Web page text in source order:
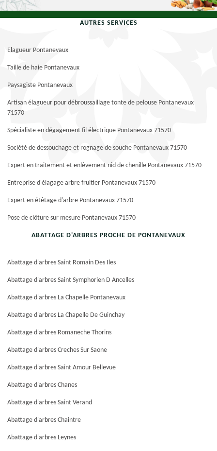
AUTRES SERVICES
Elagueur Pontanevaux
Taille de haie Pontanevaux
Paysagiste Pontanevaux
Artisan élagueur pour débroussaillage tonte de pelouse Pontanevaux
71570
Spécialiste en dégagement fil électrique Pontanevaux 71570
Société de dessouchage et rognage de souche Pontanevaux 71570
Expert en traitement et enlèvement nid de chenille Pontanevaux 71570
Entreprise d'élagage arbre fruitier Pontanevaux 71570
Expert en étêtage d'arbre Pontanevaux 71570
Pose de clôture sur mesure Pontanevaux 71570
ABATTAGE D'ARBRES PROCHE DE PONTANEVAUX
Abattage d'arbres Saint Romain Des Iles
Abattage d'arbres Saint Symphorien D Ancelles
Abattage d'arbres La Chapelle Pontanevaux
Abattage d'arbres La Chapelle De Guinchay
Abattage d'arbres Romaneche Thorins
Abattage d'arbres Creches Sur Saone
Abattage d'arbres Saint Amour Bellevue
Abattage d'arbres Chanes
Abattage d'arbres Saint Verand
Abattage d'arbres Chaintre
Abattage d'arbres Leynes